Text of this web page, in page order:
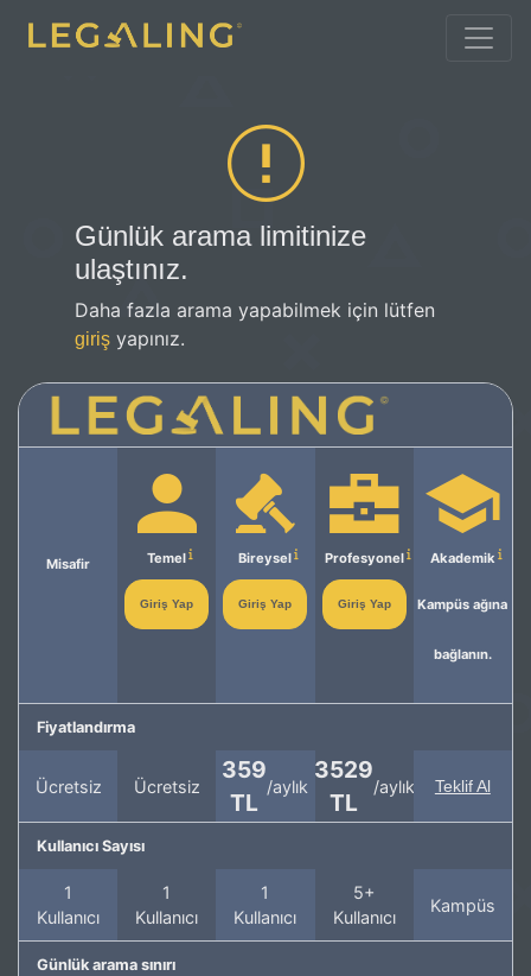
Günlük arama limitinize
ulaştınız.
Daha fazla arama yapabilmek için lütfen
giriş yapınız.
Misafir Temel
Giriş Yap
Bireysel
Giriş Yap
Profesyonel
Giriş Yap
Akademik
Kampüs ağına
bağlanın.
Fiyatlandırma
Ücretsiz Ücretsiz
359
TL
/aylık
3529
TL
/aylık Teklif Al
Kullanıcı Sayısı
1
Kullanıcı
1
Kullanıcı
1
Kullanıcı
5+
Kullanıcı
Kampüs
Günlük arama sınırı